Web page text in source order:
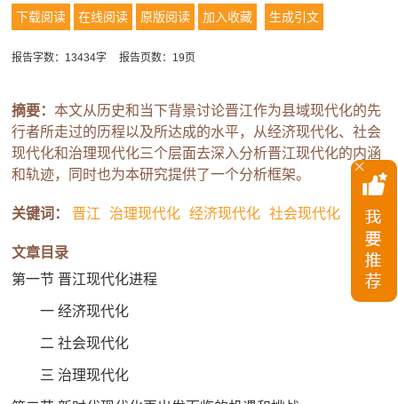
下载阅读 在线阅读 原版阅读 加入收藏 生成引文
报告字数：13434字 报告页数：19页
摘要：本文从历史和当下背景讨论晋江作为县域现代化的先
行者所走过的历程以及所达成的水平，从经济现代化、社会
现代化和治理现代化三个层面去深入分析晋江现代化的内涵
和轨迹，同时也为本研究提供了一个分析框架。
关键词： 晋江 治理现代化 经济现代化 社会现代化
文章目录
第一节 晋江现代化进程
一 经济现代化
二 社会现代化
三 治理现代化